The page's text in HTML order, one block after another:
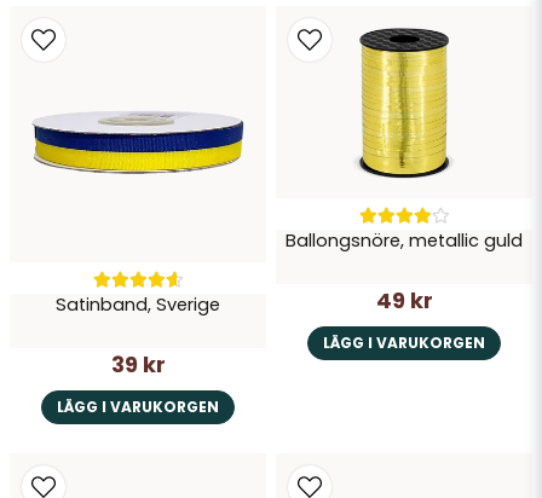
Satinband, Sverige
39 kr
LÄGG I VARUKORGEN
Ballongsnöre, metallic guld
49 kr
LÄGG I VARUKORGEN